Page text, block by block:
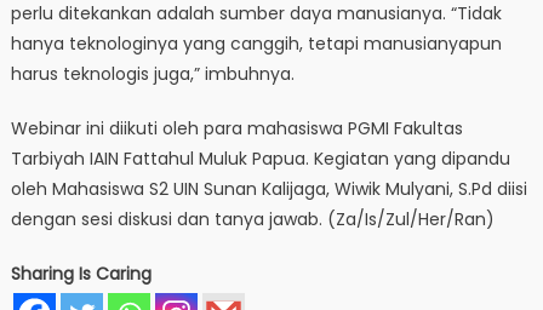
perlu ditekankan adalah sumber daya manusianya. “Tidak
hanya teknologinya yang canggih, tetapi manusianyapun
harus teknologis juga,” imbuhnya.
Webinar ini diikuti oleh para mahasiswa PGMI Fakultas
Tarbiyah IAIN Fattahul Muluk Papua. Kegiatan yang dipandu
oleh Mahasiswa S2 UIN Sunan Kalijaga, Wiwik Mulyani, S.Pd diisi
dengan sesi diskusi dan tanya jawab. (Za/Is/Zul/Her/Ran)
Sharing Is Caring